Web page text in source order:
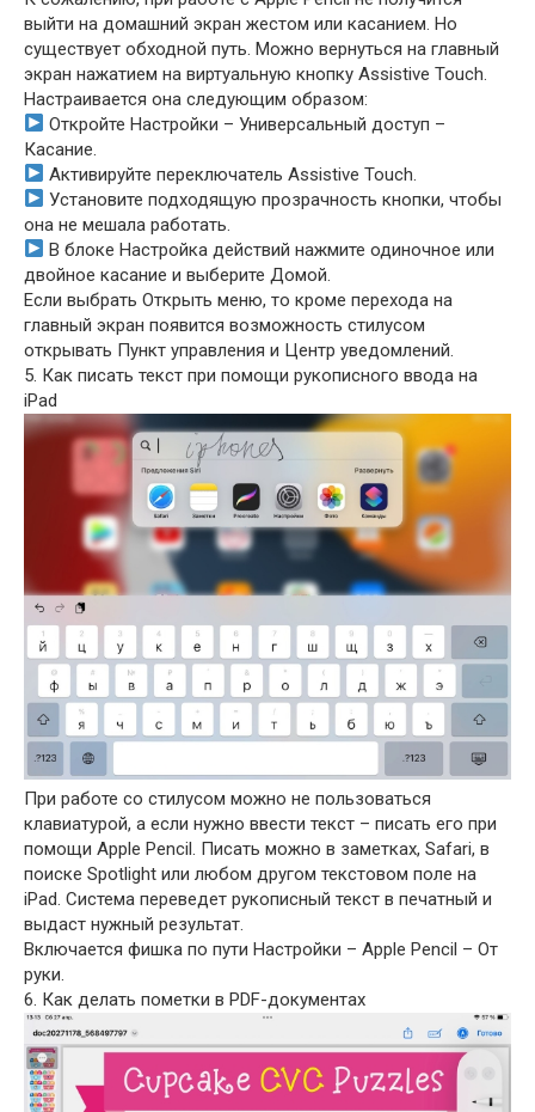
выйти на домашний экран жестом или касанием. Но
существует обходной путь. Можно вернуться на главный
экран нажатием на виртуальную кнопку Assistive Touch.
Настраивается она следующим образом:
Откройте Настройки – Универсальный доступ –
Касание.
Активируйте переключатель Assistive Touch.
Установите подходящую прозрачность кнопки, чтобы
она не мешала работать.
В блоке Настройка действий нажмите одиночное или
двойное касание и выберите Домой.
Если выбрать Открыть меню, то кроме перехода на
главный экран появится возможность стилусом
открывать Пункт управления и Центр уведомлений.
5. Как писать текст при помощи рукописного ввода на
iPad
При работе со стилусом можно не пользоваться
клавиатурой, а если нужно ввести текст – писать его при
помощи Apple Pencil. Писать можно в заметках, Safari, в
поиске Spotlight или любом другом текстовом поле на
iPad. Система переведет рукописный текст в печатный и
выдаст нужный результат.
Включается фишка по пути Настройки – Apple Pencil – От
руки.
6. Как делать пометки в PDF-документах